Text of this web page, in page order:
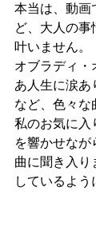
本当は、動画
ど、大人の事
叶いません。
オブラディ・
あ人生に涙あ
など、色々な
私のお気に入
を響かせなが
曲に聞き入
しているよう